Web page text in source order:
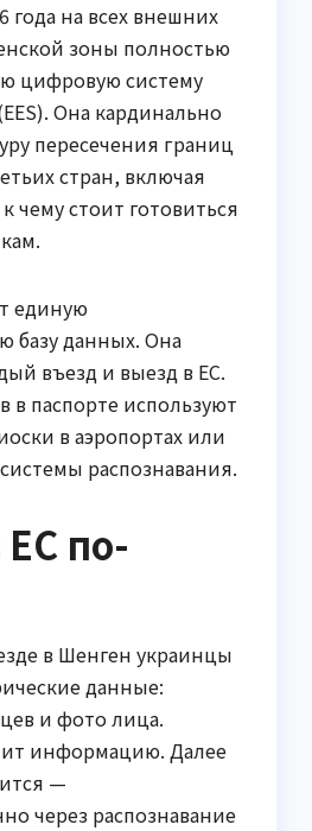
года на всех внешних
зоны полностью
цифровую систему
Она кардинально
пересечения границ
стран, включая
чему стоит готовиться
единую
базу данных. Она
въезд и выезд в ЕС.
в паспорте используют
в аэропортах или
распознавания.
по-
в Шенген украинцы
данные:
и фото лица.
информацию. Далее
—
через распознавание